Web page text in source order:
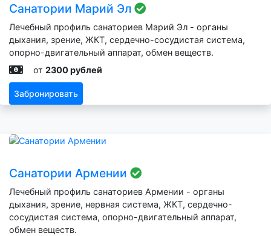
Санатории Марий Эл
Лечебный профиль санаториев Марий Эл - органы
дыхания, зрение, ЖКТ, сердечно-сосудистая система,
опорно-двигательный аппарат, обмен веществ.
от 2300 рублей
Забронировать
Санатории Армении
Лечебный профиль санаториев Армении - органы
дыхания, зрение, нервная система, ЖКТ, сердечно-
сосудистая система, опорно-двигательный аппарат,
обмен веществ.